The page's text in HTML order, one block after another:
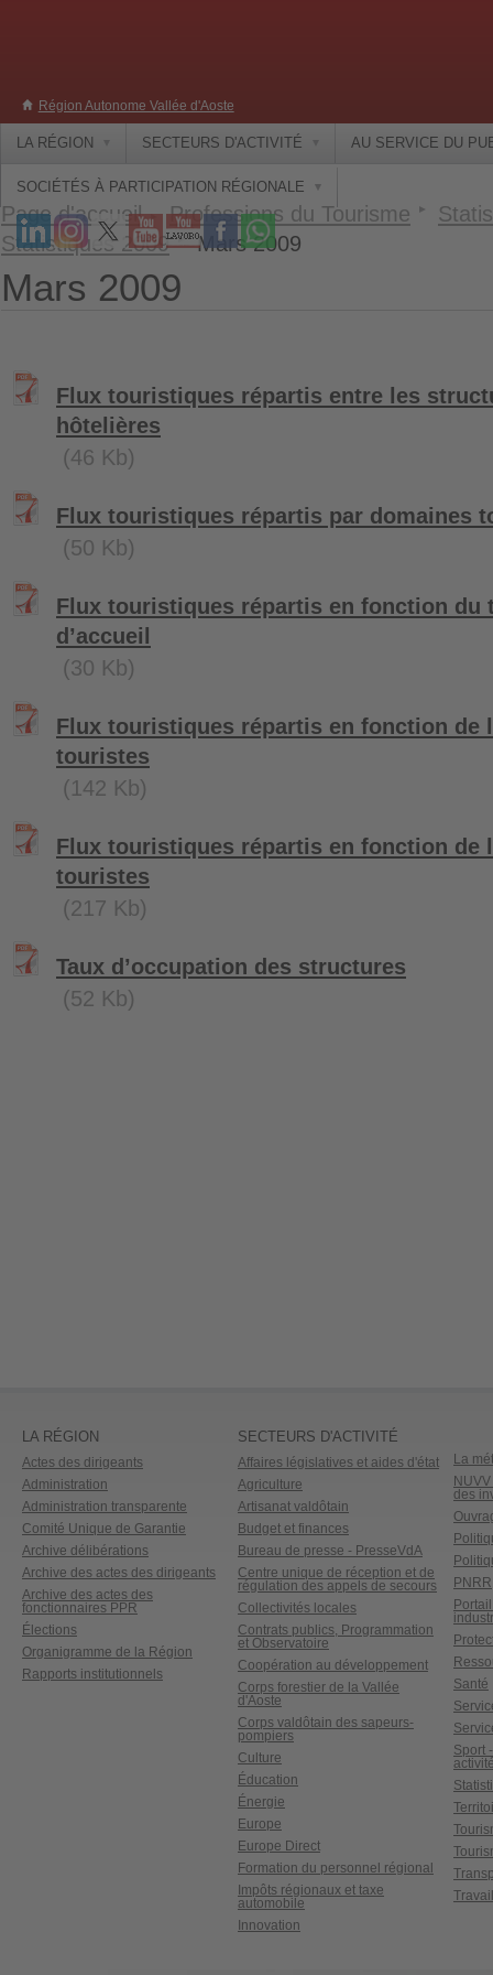
Région Autonome Vallée d'Aoste
LA RÉGION SECTEURS D'ACTIVITÉ AU SERVICE DU
SOCIÉTÉS À PARTICIPATION RÉGIONALE
Page d'accueil Professions du Tourisme
Statistiques 2009
Mars 2009
Mars 2009
Flux touristiques répartis entre les
hôtelières
(46 Kb)
Flux touristiques répartis par domaines
(50 Kb)
Flux touristiques répartis en fonction du
d’accueil
(30 Kb)
Flux touristiques répartis en fonction de
touristes
(142 Kb)
Flux touristiques répartis en fonction de
touristes
(217 Kb)
Taux d’occupation des structures
(52 Kb)
LA RÉGION
Actes des dirigeants
Administration
Administration transparente
Comité Unique de Garantie
Archive délibérations
Archive des actes des dirigeants
Archive des actes des
fonctionnaires PPR
Élections
Organigramme de la Région
Rapports institutionnels
SECTEURS D'ACTIVITÉ
Affaires législatives et aides d'état
Agriculture
Artisanat valdôtain
Budget et finances
Bureau de presse - PresseVdA
Centre unique de réception et de
régulation des appels de secours
Collectivités locales
Contrats publics, Programmation
et Observatoire
Coopération au développement
Corps forestier de la Vallée
d'Aoste
Corps valdôtain des sapeurs-
pompiers
Culture
Éducation
Énergie
Europe
Europe Direct
Formation du personnel régional
Impôts régionaux et taxe
automobile
Innovation
La
des
PNRR
Santé
Sport
Travail